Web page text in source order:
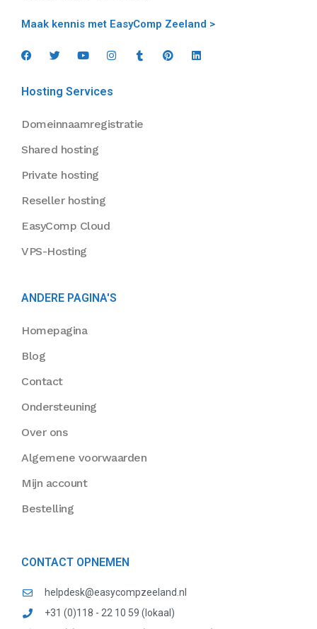
Maak kennis met EasyComp Zeeland >
Hosting Services
Domeinnaamregistratie
Shared hosting
Private hosting
Reseller hosting
EasyComp Cloud
VPS-Hosting
ANDERE PAGINA'S
Homepagina
Blog
Contact
Ondersteuning
Over ons
Algemene voorwaarden
Mijn account
Bestelling
CONTACT OPNEMEN
helpdesk@easycompzeeland.nl
+31 (0)118 - 22 10 59 (lokaal)